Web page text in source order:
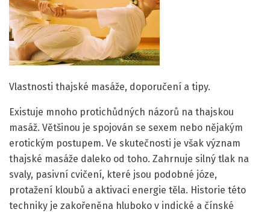
Vlastnosti thajské masáže, doporučení a tipy.
Existuje mnoho protichůdných názorů na thajskou
masáž. Většinou je spojován se sexem nebo nějakým
erotickým postupem. Ve skutečnosti je však význam
thajské masáže daleko od toho. Zahrnuje silný tlak na
svaly, pasivní cvičení, které jsou podobné józe,
protažení kloubů a aktivaci energie těla. Historie této
techniky je zakořeněna hluboko v indické a čínské